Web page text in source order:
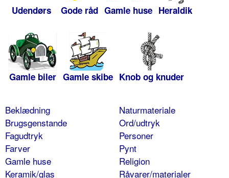
Udendørs Gode råd Gamle huse Heraldik
Gamle biler Gamle skibe Knob og knuder
Beklædning
Brugsgenstande
Fagudtryk
Farver
Gamle huse
Keramik/glas
Naturmateriale
Ord/udtryk
Personer
Pynt
Religion
Råvarer/materialer